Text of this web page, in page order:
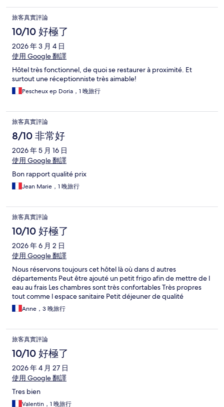
旅客真實評論
10/10 好極了
2026 年 3 月 4 日
使用 Google 翻譯
Hôtel très fonctionnel, de quoi se restaurer à proximité. Et
surtout une réceptionniste très aimable!
Pescheux ep Doria，1 晚旅行
旅客真實評論
8/10 非常好
2026 年 5 月 16 日
使用 Google 翻譯
Bon rapport qualité prix
Jean Marie，1 晚旅行
旅客真實評論
10/10 好極了
2026 年 6 月 2 日
使用 Google 翻譯
Nous réservons toujours cet hôtel là où dans d autres
départements Peut être ajouté un petit frigo afin de mettre de l
eau au frais Les chambres sont très confortables Très propres
tout comme l espace sanitaire Petit déjeuner de qualité
Anne，3 晚旅行
旅客真實評論
10/10 好極了
2026 年 4 月 27 日
使用 Google 翻譯
Tres bien
Valentin，1 晚旅行